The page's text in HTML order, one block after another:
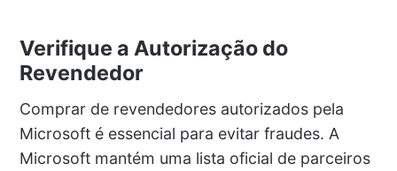
Verifique a Autorização do
Revendedor
Comprar de revendedores autorizados pela
Microsoft é essencial para evitar fraudes. A
Microsoft mantém uma lista oficial de parceiros